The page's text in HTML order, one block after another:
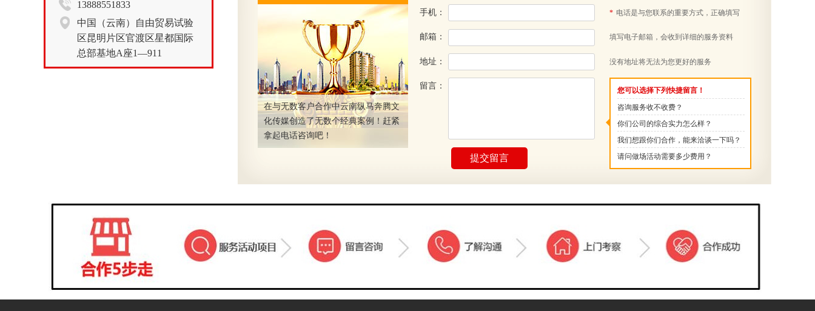
13888551833
中国（云南）自由贸易试验
区昆明片区官渡区星都国际
总部基地A座1—911
在与无数客户合作中云南纵马奔腾文
化传媒创造了无数个经典案例！赶紧
拿起电话咨询吧！
* 电话是与您联系的重要方式，正确填写
手机：
填写电子邮箱，会收到详细的服务资料
邮箱：
没有地址将无法为您更好的服务
地址：
留言：
您可以选择下列快捷留言！
咨询服务收不收费？
你们公司的综合实力怎么样？
我们想跟你们合作，能来洽谈一下吗？
请问做场活动需要多少费用？